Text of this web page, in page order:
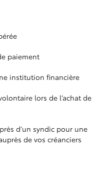
paiement
institution financière
lors de l’achat de
d’un syndic pour une
de vos créanciers